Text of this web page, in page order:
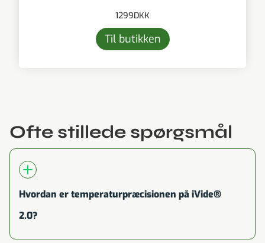
1299DKK
Til butikken
Ofte stillede spørgsmål
Hvordan er temperaturpræcisionen på iVide®
2.0?